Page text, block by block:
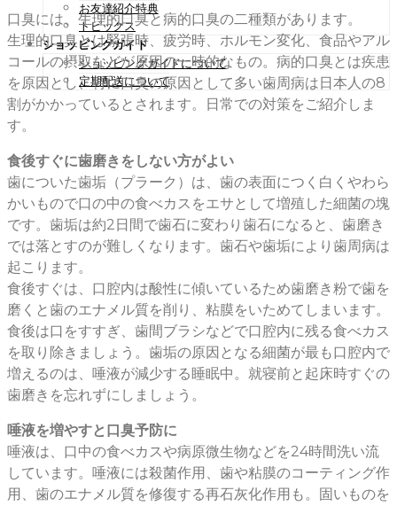
お友達紹介特典
トピックス
ショッピングガイド
ショッピングガイドについて
定期配送について
口臭には、生理的口臭と病的口臭の二種類があります。
生理的口臭とは緊張時、疲労時、ホルモン変化、食品やアル
コールの摂取などが原因の一時的なもの。病的口臭とは疾患
を原因とし、特に口臭の原因として多い歯周病は日本人の8
割がかかっているとされます。日常での対策をご紹介しま
す。
食後すぐに歯磨きをしない方がよい
歯についた歯垢（プラーク）は、歯の表面につく白くやわら
かいもので口の中の食べカスをエサとして増殖した細菌の塊
です。歯垢は約2日間で歯石に変わり歯石になると、歯磨き
では落とすのが難しくなります。歯石や歯垢により歯周病は
起こります。
食後すぐは、口腔内は酸性に傾いているため歯磨き粉で歯を
磨くと歯のエナメル質を削り、粘膜をいためてしまいます。
食後は口をすすぎ、歯間ブラシなどで口腔内に残る食べカス
を取り除きましょう。歯垢の原因となる細菌が最も口腔内で
増えるのは、唾液が減少する睡眠中。就寝前と起床時すぐの
歯磨きを忘れずにしましょう。
唾液を増やすと口臭予防に
唾液は、口中の食べカスや病原微生物などを24時間洗い流
しています。唾液には殺菌作用、歯や粘膜のコーティング作
用、歯のエナメル質を修復する再石灰化作用も。固いものを